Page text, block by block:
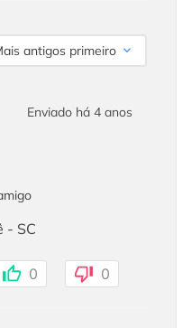
antigos primeiro
Enviado há 4 anos
- SC
0 0